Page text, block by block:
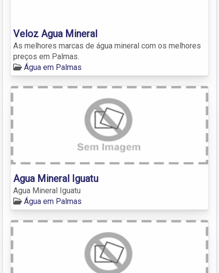
Veloz Agua Mineral
As melhores marcas de água mineral com os melhores
preços em Palmas.
Água em Palmas
Agua Mineral Iguatu
Agua Mineral Iguatu
Água em Palmas